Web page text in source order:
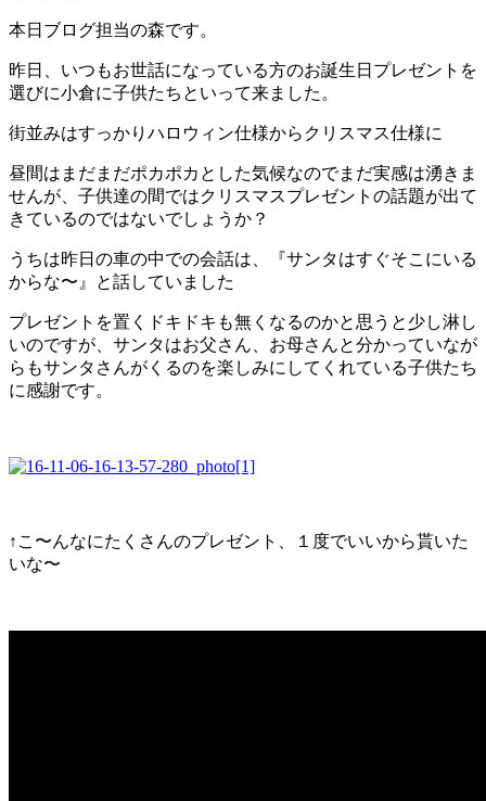
本日ブログ担当の森です。
昨日、いつもお世話になっている方のお誕生日プレゼントを
選びに小倉に子供たちといって来ました。
街並みはすっかりハロウィン仕様からクリスマス仕様に
昼間はまだまだポカポカとした気候なのでまだ実感は湧きま
せんが、子供達の間ではクリスマスプレゼントの話題が出て
きているのではないでしょうか？
うちは昨日の車の中での会話は、『サンタはすぐそこにいる
からな〜』と話していました
プレゼントを置くドキドキも無くなるのかと思うと少し淋し
いのですが、サンタはお父さん、お母さんと分かっていなが
らもサンタさんがくるのを楽しみにしてくれている子供たち
に感謝です。
↑こ〜んなにたくさんのプレゼント、１度でいいから貰いた
いな〜